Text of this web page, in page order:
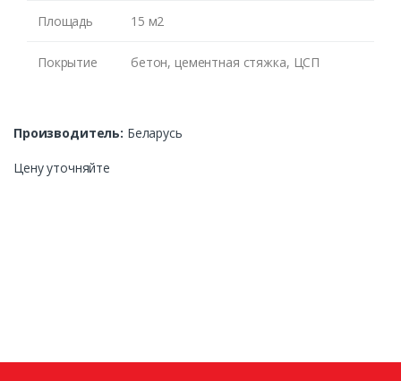
Площадь 15 м2
Покрытие бетон, цементная стяжка, ЦСП
Производитель: Беларусь
Цену уточняйте